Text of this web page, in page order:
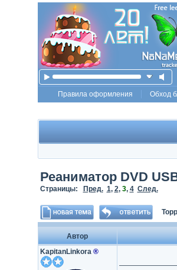
Правила оформления Обход
Реаниматор DVD
Страницы: Пред. 1, 2, 3, 4 След.
Автор
KapitanLinkora ®